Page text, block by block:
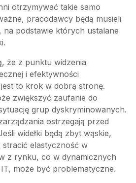
otrzymywać takie samo
pracodawcy będą musieli
na podstawie których ustalane
że z punktu widzenia
i efektywności
to krok w dobrą stronę.
zwiększyć zaufanie do
grup dyskryminowanych.
ostrzegają przed
widełki będą zbyt wąskie,
stracić elastyczność w
z rynku, co w dynamicznych
może być problematyczne.